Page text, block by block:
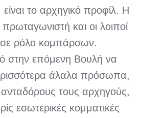
το αρχηγικό προφίλ. Η
και οι λοιποί
σε ρόλο κομπάρσων.
στην επόμενη Βουλή να
άλαλα πρόσωπα,
τους αρχηγούς,
εσωτερικές κομματικές